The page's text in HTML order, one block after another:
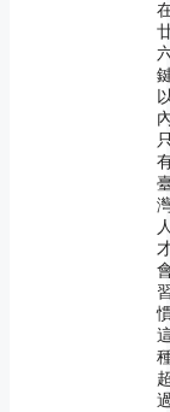
只
人
超